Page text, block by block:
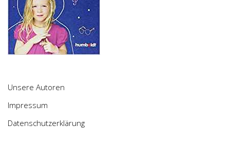
Unsere Autoren
Impressum
Datenschutzerklärung